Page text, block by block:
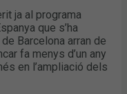
ja al programa
que s’ha
Barcelona arran de
fa menys d’un any
en l’ampliació dels